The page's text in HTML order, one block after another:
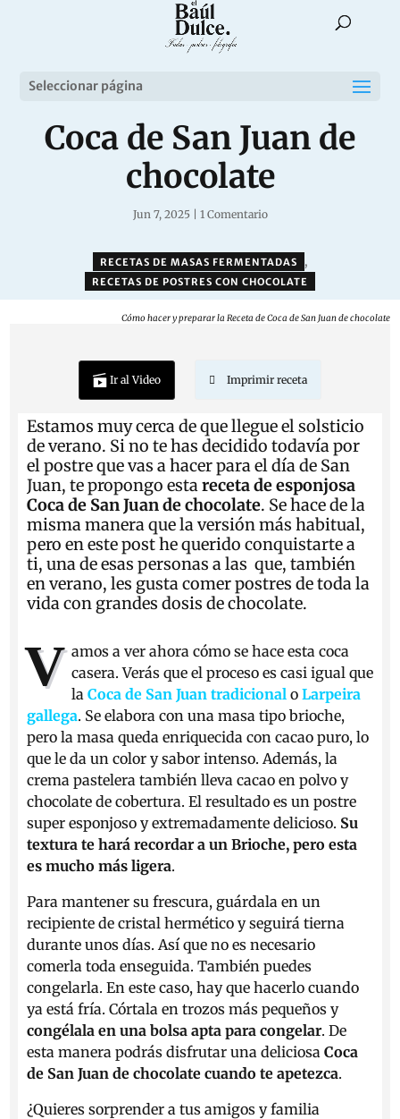
Seleccionar página
Coca de San Juan de
chocolate
Jun 7, 2025| 1 Comentario
RECETAS DE MASAS FERMENTADAS ,
RECETAS DE POSTRES CON CHOCOLATE
Cómo hacer y preparar la Receta de Coca de San Juan de chocolate
Ir al Video Imprimir receta
Estamos muy cerca de que llegue el solsticio
de verano. Si no te has decidido todavía por
el postre que vas a hacer para el día de San
Juan, te propongo estarecetadeesponjosa
Coca de San Juan de chocolate. Se hace de la
misma manera que la versión más habitual,
pero en este post he querido conquistarte a
ti, una de esas personas a las que, también
en verano, les gusta comer postres de toda la
vida con grandes dosis de chocolate.
V amos a ver ahora cómo se hace esta coca
casera. Verás que el proceso es casi igual que
la Coca de San Juan tradicionalo Larpeira
gallega. Se elabora con una masa tipo brioche,
pero la masa queda enriquecida con cacao puro, lo
que le da un color y sabor intenso. Además, la
crema pastelera también lleva cacao en polvo y
chocolate de cobertura. El resultado es un postre
super esponjoso y extremadamente delicioso. Su
textura te hará recordar a un Brioche, pero esta
es mucho más ligera.
Para mantener su frescura, guárdala en un
recipiente de cristal hermético y seguirá tierna
durante unos días. Así que no es necesario
comerla toda enseguida. También puedes
congelarla. En este caso, hay que hacerlo cuando
ya está fría. Córtala en trozos más pequeños y
congélala en una bolsa apta para congelar. De
esta manera podrás disfrutar una deliciosaCoca
de San Juan de chocolate cuando te apetezca.
¿Quieres sorprender a tus amigos y familia